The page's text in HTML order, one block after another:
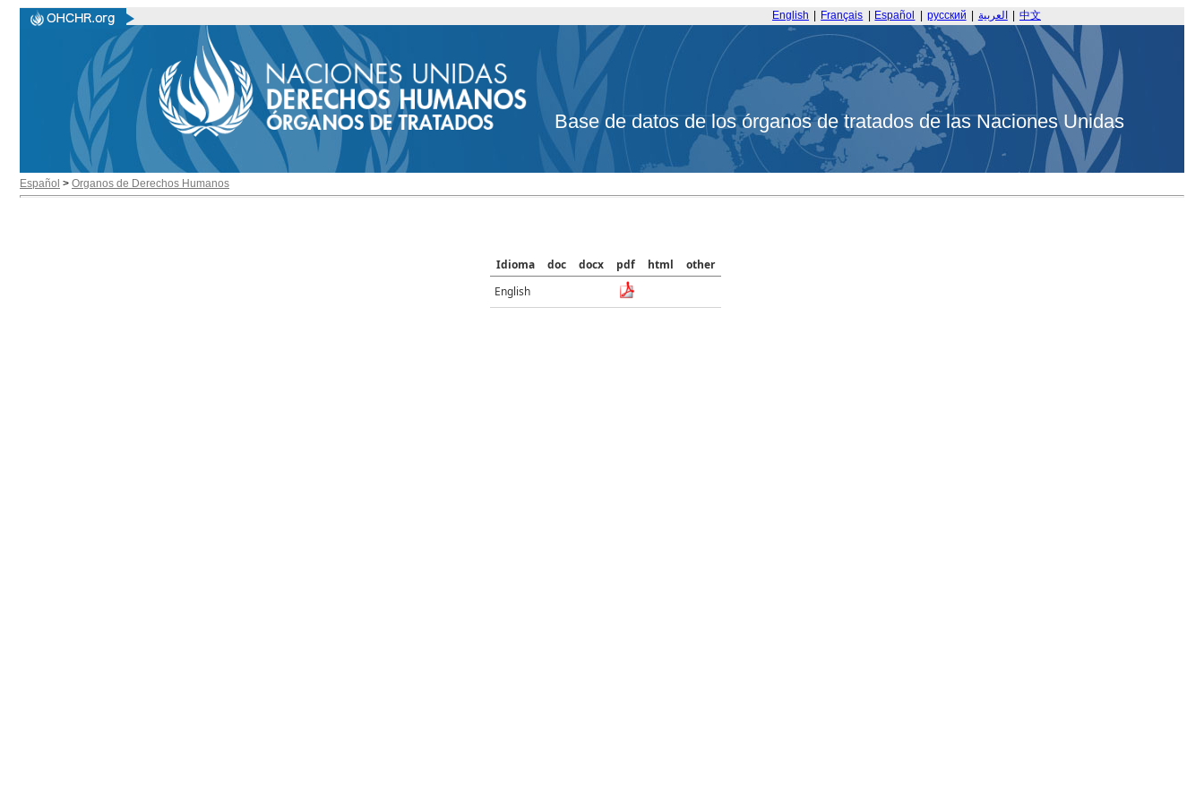
English Français Español русский العربية 中文
Base de datos de los órganos de tratados de las Naciones Unidas
Español > Organos de Derechos Humanos
Idioma doc docx pdf html
other
English